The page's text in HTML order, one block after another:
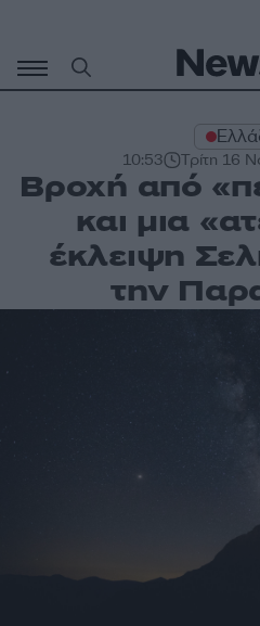
περιεχόμενο
10:53 Τρίτη 16
Βροχή από
και μια
έκλειψη
την